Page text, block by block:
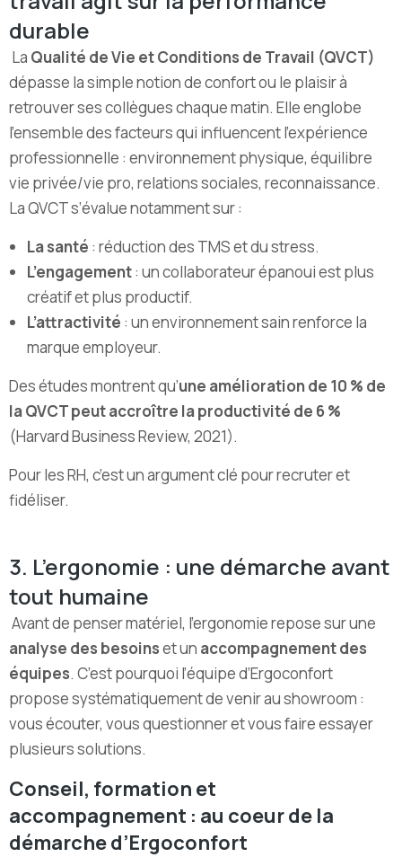
durable
La Qualité de Vie et Conditions de Travail (QVCT)
dépasse la simple notion de confort ou le plaisir à
retrouver ses collègues chaque matin. Elle englobe
l’ensemble des facteurs qui influencent l’expérience
professionnelle : environnement physique, équilibre
vie privée/vie pro, relations sociales, reconnaissance.
La QVCT s’évalue notamment sur :
La santé : réduction des TMS et du stress.
L’engagement: un collaborateur épanoui est plus
créatif et plus productif.
L’attractivité : un environnement sain renforce la
marque employeur.
Des études montrent qu’une amélioration de 10 % de
la QVCT peut accroître la productivité de 6 %
(Harvard Business Review, 2021).
Pour les RH, c’est un argument clé pour recruter et
fidéliser.
3. L’ergonomie : une démarche avant
tout humaine
Avant de penser matériel, l’ergonomie repose sur une
analyse des besoinset un accompagnement des
équipes. C’est pourquoi l’équipe d’Ergoconfort
propose systématiquement de venir au showroom :
vous écouter, vous questionner et vous faire essayer
plusieurs solutions.
Conseil, formation et
accompagnement : au coeur de la
démarche d’Ergoconfort